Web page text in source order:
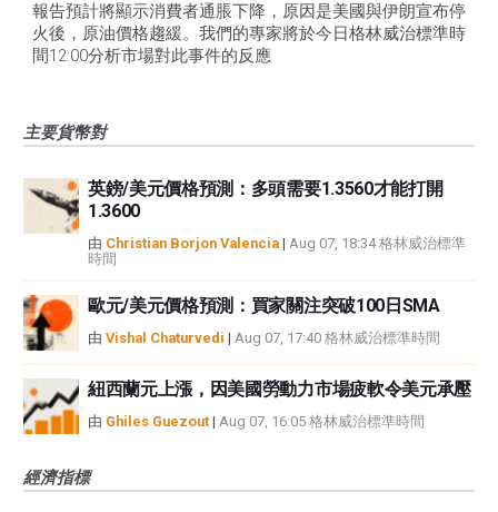
報告預計將顯示消費者通脹下降，原因是美國與伊朗宣布停
火後，原油價格趨緩。我們的專家將於今日格林威治標準時
間12:00分析市場對此事件的反應
主要貨幣對
英鎊/美元價格預測：多頭需要1.3560才能打開
1.3600
由 Christian Borjon Valencia | Aug 07, 18:34 格林威治標準
時間
歐元/美元價格預測：買家關注突破100日SMA
由 Vishal Chaturvedi | Aug 07, 17:40 格林威治標準時間
紐西蘭元上漲，因美國勞動力市場疲軟令美元承壓
由 Ghiles Guezout | Aug 07, 16:05 格林威治標準時間
經濟指標